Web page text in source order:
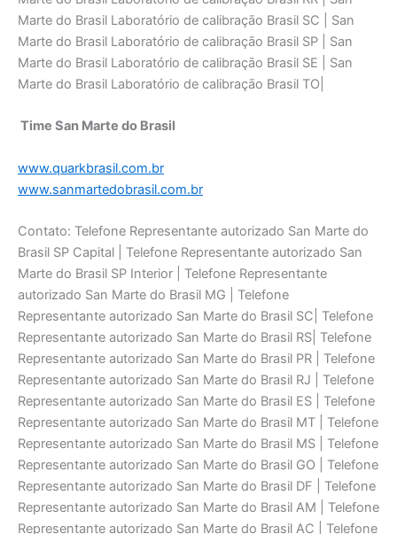
Time San Marte do Brasil
www.quarkbrasil.com.br
www.sanmartedobrasil.com.br
Contato: Telefone Representante autorizado San Marte do
Brasil SP Capital | Telefone Representante autorizado San
Marte do Brasil SP Interior | Telefone Representante
autorizado San Marte do Brasil MG | Telefone
Representante autorizado San Marte do Brasil SC| Telefone
Representante autorizado San Marte do Brasil RS| Telefone
Representante autorizado San Marte do Brasil PR | Telefone
Representante autorizado San Marte do Brasil RJ | Telefone
Representante autorizado San Marte do Brasil ES | Telefone
Representante autorizado San Marte do Brasil MT | Telefone
Representante autorizado San Marte do Brasil MS | Telefone
Representante autorizado San Marte do Brasil GO | Telefone
Representante autorizado San Marte do Brasil DF | Telefone
Representante autorizado San Marte do Brasil AM | Telefone
Representante autorizado San Marte do Brasil AC | Telefone